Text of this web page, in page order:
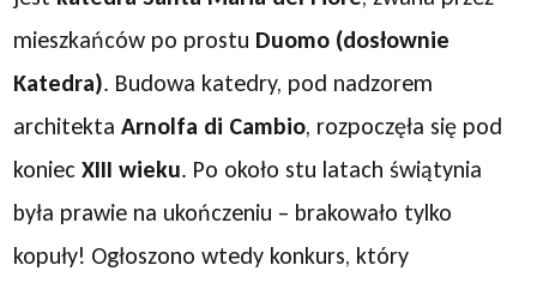
mieszkańców po prostu Duomo (dosłownie
Katedra). Budowa katedry, pod nadzorem
architektaArnolfa di Cambio, rozpoczęła się pod
koniecXIII wieku. Po około stu latach świątynia
była prawie na ukończeniu – brakowało tylko
kopuły! Ogłoszono wtedy konkurs, który